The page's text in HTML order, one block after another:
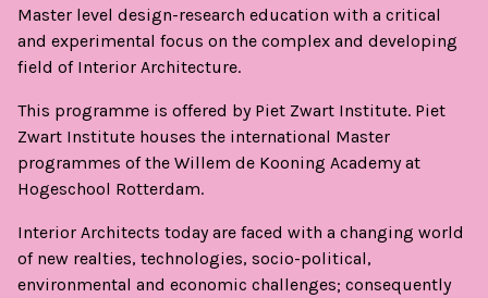
Master level design-research education with a critical
and experimental focus on the complex and developing
field of Interior Architecture.
This programme is offered by Piet Zwart Institute. Piet
Zwart Institute houses the international Master
programmes of the Willem de Kooning Academy at
Hogeschool Rotterdam.
Interior Architects today are faced with a changing world
of new realties, technologies, socio-political,
environmental and economic challenges; consequently